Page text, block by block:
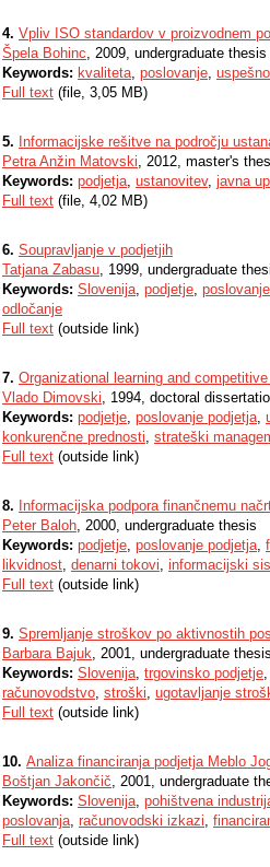
4. Vpliv ISO standardov v proizvodnem
Špela Bohinc, 2009, undergraduate thesis
Keywords: kvaliteta, poslovanje,
Full text (file, 3,05 MB)
5. Informacijske rešitve na področju
Petra Anžin Matovski, 2012, master's
Keywords: podjetja, ustanovitev, javna
Full text (file, 4,02 MB)
6. Soupravljanje v podjetjih
Tatjana Zabasu, 1999, undergraduate
Keywords: Slovenija, podjetje,
odločanje
Full text (outside link)
7. Organizational learning and
Vlado Dimovski, 1994, doctoral
Keywords: podjetje, poslovanje podjetja,
konkurenčne prednosti, strateški
Full text (outside link)
8. Informacijska podpora finančnemu
Peter Baloh, 2000, undergraduate thesis
Keywords: podjetje, poslovanje podjetja,
likvidnost, denarni tokovi, informacijski
Full text (outside link)
9. Spremljanje stroškov po aktivnostih
Barbara Bajuk, 2001, undergraduate thesis
Keywords: Slovenija, trgovinsko podjetje,
računovodstvo, stroški, ugotavljanje
Full text (outside link)
10. Analiza financiranja podjetja Meblo
Boštjan Jakončič, 2001, undergraduate
Keywords: Slovenija, pohištvena
poslovanja, računovodski izkazi,
Full text (outside link)